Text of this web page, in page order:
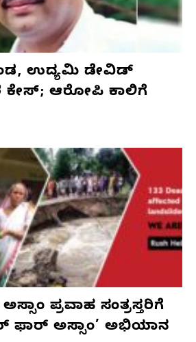
ಉದ್ಯಮಿ ಡೇವಿಡ್‌
ಆರೋಪಿ ಕಾಲಿಗೆ
ಪ್ರವಾಹ ಸಂತ್ರಸ್ತರಿಗೆ
ಫಾರ್ ಅಸ್ಸಾಂ’ ಅಭಿಯಾನ